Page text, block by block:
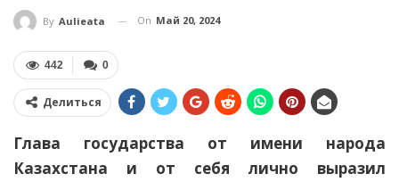
By Aulieata On Май 20, 2024
0
442
Делиться
Глава государства от имени народа
Казахстана и от себя лично выразил